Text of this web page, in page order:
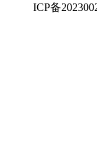
ICP备